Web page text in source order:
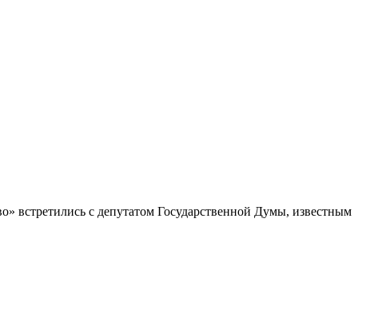
встретились с депутатом Государственной Думы, известным